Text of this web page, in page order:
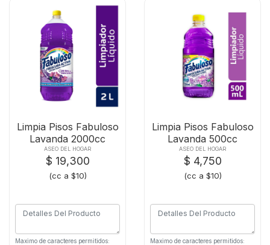
Limpia Pisos Fabuloso
Lavanda 2000cc
ASEO DEL HOGAR
$ 19,300
(cc a $10)
Maximo de caracteres permitidos:
Limpia Pisos Fabuloso
Lavanda 500cc
ASEO DEL HOGAR
$ 4,750
(cc a $10)
Maximo de caracteres permitidos: